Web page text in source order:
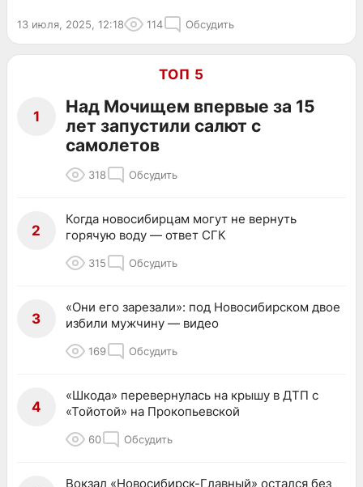
13 июля, 2025, 12:18 114 Обсудить
ТОП 5
1
Над Мочищем впервые за 15
лет запустили салют с
самолетов
318 Обсудить
2
Когда новосибирцам могут не вернуть
горячую воду — ответ СГК
315 Обсудить
3
«Они его зарезали»: под Новосибирском двое
избили мужчину — видео
169 Обсудить
4
«Шкода» перевернулась на крышу в ДТП с
«Тойотой» на Прокопьевской
60 Обсудить
Вокзал «Новосибирск-Главный» остался без